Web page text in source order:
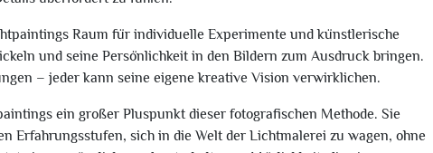
Raum für individuelle Experimente und künstlerische
und seine Persönlichkeit in den Bildern zum Ausdruck bringen.
– jeder kann seine eigene kreative Vision verwirklichen.
ein großer Pluspunkt dieser fotografischen Methode. Sie
Erfahrungsstufen, sich in die Welt der Lichtmalerei zu wagen, ohne